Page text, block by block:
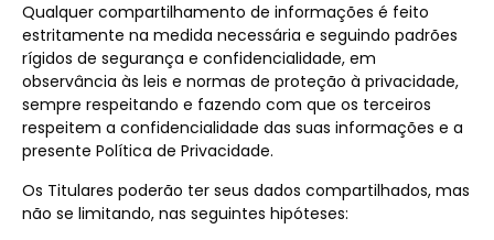
Qualquer compartilhamento de informações é feito
estritamente na medida necessária e seguindo padrões
rígidos de segurança e confidencialidade, em
observância às leis e normas de proteção à privacidade,
sempre respeitando e fazendo com que os terceiros
respeitem a confidencialidade das suas informações e a
presente Política de Privacidade.
Os Titulares poderão ter seus dados compartilhados, mas
não se limitando, nas seguintes hipóteses: